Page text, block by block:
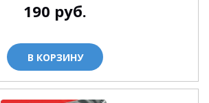
190 руб.
В КОРЗИНУ